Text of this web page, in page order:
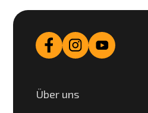
Über uns